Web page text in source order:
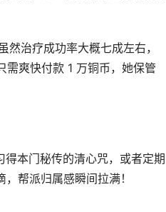
治疗成功率大概七成左右，
需爽快付款 1 万铜币，她保管
本门秘传的清心咒，或者定期
帮派归属感瞬间拉满！